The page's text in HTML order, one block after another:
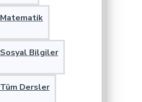
Matematik
Sosyal Bilgiler
Tüm Dersler